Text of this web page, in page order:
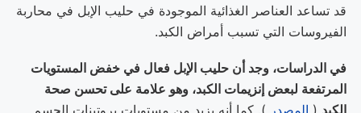
قد تساعد العناصر الغذائية الموجودة في حليب الإبل في محاربة
الفيروسات التي تسبب أمراض الكبد.
في الدراسات، وجد أن حليب الإبل فعال في خفض المستويات
المرتفعة لبعض إنزيمات الكبد، وهو علامة على تحسن صحة
الكبد ( المصدر ). كما أنه يزيد من مستويات بروتينات الجسم